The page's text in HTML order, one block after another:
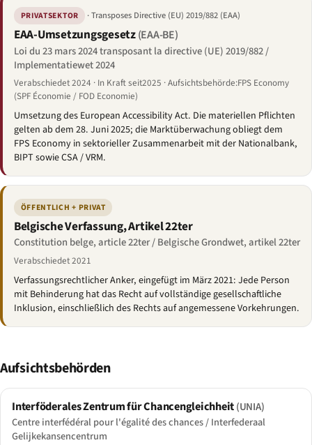
PRIVATSEKTOR · Transposes Directive (EU) 2019/882 (EAA)
EAA-Umsetzungsgesetz(EAA-BE)
Loi du 23 mars 2024 transposant la directive (UE) 2019/882 /
Implementatiewet 2024
Verabschiedet 2024 · In Kraft seit2025 · Aufsichtsbehörde:FPS Economy
(SPF Économie / FOD Economie)
Umsetzung des European Accessibility Act. Die materiellen Pflichten
gelten ab dem 28. Juni 2025; die Marktüberwachung obliegt dem
FPS Economy in sektorieller Zusammenarbeit mit der Nationalbank,
BIPT sowie CSA / VRM.
ÖFFENTLICH + PRIVAT
Belgische Verfassung, Artikel 22ter
Constitution belge, article 22ter / Belgische Grondwet, artikel 22ter
Verabschiedet 2021
Verfassungsrechtlicher Anker, eingefügt im März 2021: Jede Person
mit Behinderung hat das Recht auf vollständige gesellschaftliche
Inklusion, einschließlich des Rechts auf angemessene Vorkehrungen.
Aufsichtsbehörden
Interföderales Zentrum für Chancengleichheit(UNIA)
Centre interfédéral pour l'égalité des chances / Interfederaal
Gelijkekansencentrum